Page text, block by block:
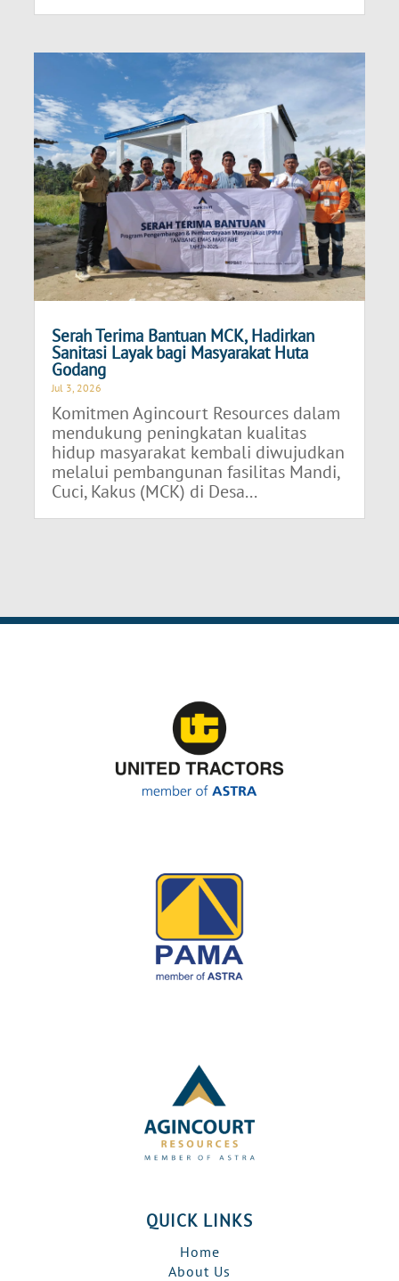
Serah Terima Bantuan MCK, Hadirkan
Sanitasi Layak bagi Masyarakat Huta
Godang
Jul 3, 2026
Komitmen Agincourt Resources dalam
mendukung peningkatan kualitas
hidup masyarakat kembali diwujudkan
melalui pembangunan fasilitas Mandi,
Cuci, Kakus (MCK) di Desa...
QUICK LINKS
Home
About Us